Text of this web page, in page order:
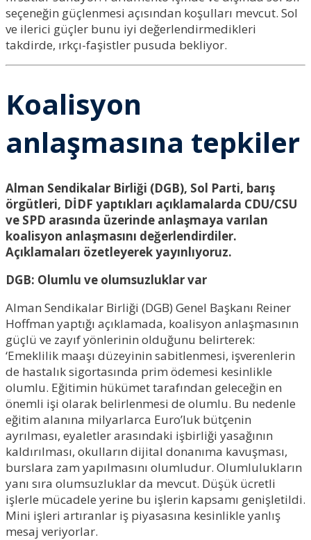
seçeneğin güçlenmesi açısından koşulları mevcut. Sol
ve ilerici güçler bunu iyi değerlendirmedikleri
takdirde, ırkçı-faşistler pusuda bekliyor.
Koalisyon
anlaşmasına tepkiler
Alman Sendikalar Birliği (DGB), Sol Parti, barış
örgütleri, DİDF yaptıkları açıklamalarda CDU/CSU
ve SPD arasında üzerinde anlaşmaya varılan
koalisyon anlaşmasını değerlendirdiler.
Açıklamaları özetleyerek yayınlıyoruz.
DGB: Olumlu ve olumsuzluklar var
Alman Sendikalar Birliği (DGB) Genel Başkanı Reiner
Hoffman yaptığı açıklamada, koalisyon anlaşmasının
güçlü ve zayıf yönlerinin olduğunu belirterek:
‘Emeklilik maaşı düzeyinin sabitlenmesi, işverenlerin
de hastalık sigortasında prim ödemesi kesinlikle
olumlu. Eğitimin hükümet tarafından geleceğin en
önemli işi olarak belirlenmesi de olumlu. Bu nedenle
eğitim alanına milyarlarca Euro’luk bütçenin
ayrılması, eyaletler arasındaki işbirliği yasağının
kaldırılması, okulların dijital donanıma kavuşması,
burslara zam yapılmasını olumludur. Olumlulukların
yanı sıra olumsuzluklar da mevcut. Düşük ücretli
işlerle mücadele yerine bu işlerin kapsamı genişletildi.
Mini işleri artıranlar iş piyasasına kesinlikle yanlış
mesaj veriyorlar.